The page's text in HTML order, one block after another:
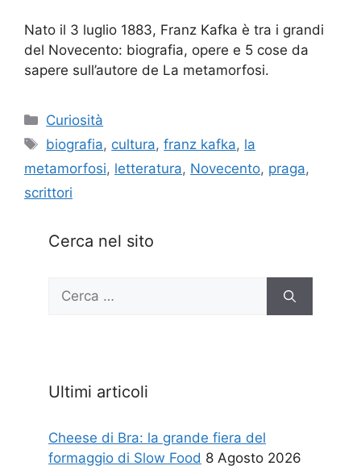
Nato il 3 luglio 1883, Franz Kafka è tra i grandi
del Novecento: biografia, opere e 5 cose da
sapere sull’autore de La metamorfosi.
Categorie
Curiosità
Tag
biografia, cultura,franz kafka, la
metamorfosi, letteratura, Novecento, praga,
scrittori
Cerca nel sito
Ricerca
Ultimi articoli
Cheese di Bra: la grande fiera del
formaggio di Slow Food 8 Agosto 2026